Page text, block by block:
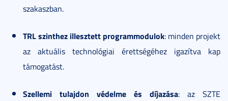
szakaszban.
TRL szinthez illesztett programmodulok: minden projekt
az aktuális technológiai érettségéhez igazítva kap
támogatást.
Szellemi tulajdon védelme és díjazása: az SZTE